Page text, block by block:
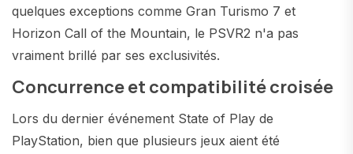
quelques exceptions comme Gran Turismo 7 et
Horizon Call of the Mountain, le PSVR2 n'a pas
vraiment brillé par ses exclusivités.
Concurrence et compatibilité croisée
Lors du dernier événement State of Play de
PlayStation, bien que plusieurs jeux aient été